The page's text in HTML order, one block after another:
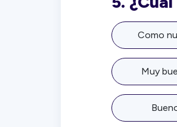
Como
Muy